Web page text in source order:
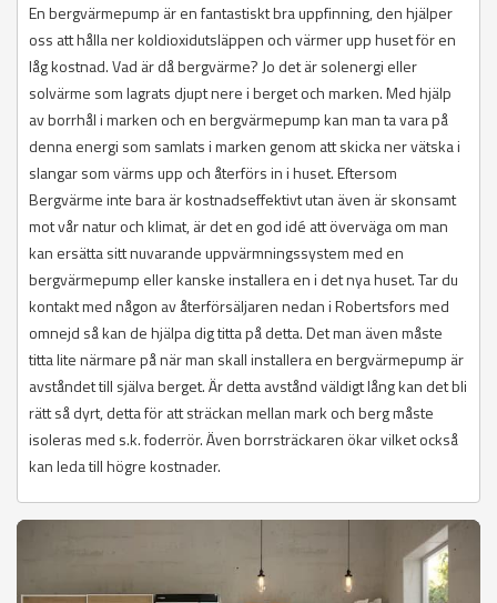
En bergvärmepump är en fantastiskt bra uppfinning, den hjälper
oss att hålla ner koldioxidutsläppen och värmer upp huset för en
låg kostnad. Vad är då bergvärme? Jo det är solenergi eller
solvärme som lagrats djupt nere i berget och marken. Med hjälp
av borrhål i marken och en bergvärmepump kan man ta vara på
denna energi som samlats i marken genom att skicka ner vätska i
slangar som värms upp och återförs in i huset. Eftersom
Bergvärme inte bara är kostnadseffektivt utan även är skonsamt
mot vår natur och klimat, är det en god idé att överväga om man
kan ersätta sitt nuvarande uppvärmningssystem med en
bergvärmepump eller kanske installera en i det nya huset. Tar du
kontakt med någon av återförsäljaren nedan i Robertsfors med
omnejd så kan de hjälpa dig titta på detta. Det man även måste
titta lite närmare på när man skall installera en bergvärmepump är
avståndet till själva berget. Är detta avstånd väldigt lång kan det bli
rätt så dyrt, detta för att sträckan mellan mark och berg måste
isoleras med s.k. foderrör. Även borrsträckaren ökar vilket också
kan leda till högre kostnader.